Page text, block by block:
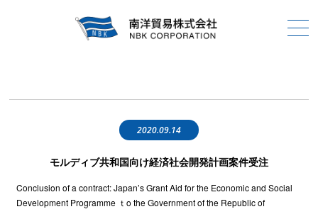
2020.09.14
モルディブ共和国向け経済社会開発計画案件受注
Conclusion of a contract: Japan’s Grant Aid for the Economic and Social
Development Programme ｔo the Government of the Republic of